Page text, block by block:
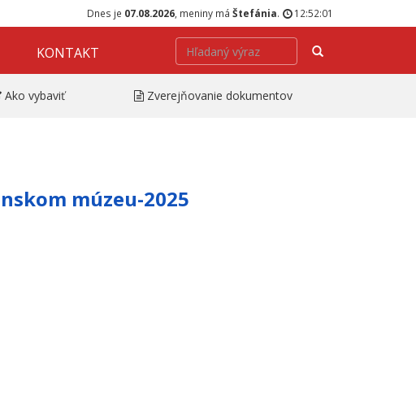
Dnes je 07.08.2026 , meniny má Štefánia. 12:52:02
KONTAKT Hľadať
Ako vybaviť Zverejňovanie dokumentov
múzeu-2025